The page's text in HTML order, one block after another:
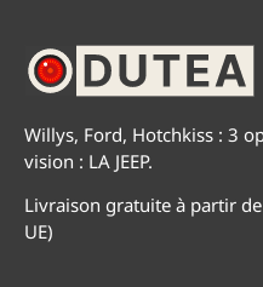
Willys, Ford, Hotchkiss : 3
vision : LA JEEP.
Livraison gratuite à partir
UE)